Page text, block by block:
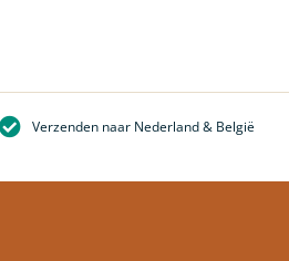
Verzenden naar Nederland & België